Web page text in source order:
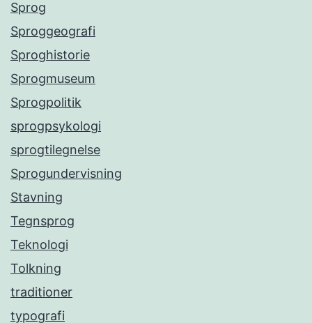
Sprog
Sproggeografi
Sproghistorie
Sprogmuseum
Sprogpolitik
sprogpsykologi
sprogtilegnelse
Sprogundervisning
Stavning
Tegnsprog
Teknologi
Tolkning
traditioner
typografi